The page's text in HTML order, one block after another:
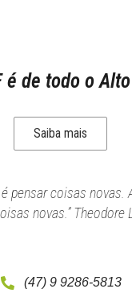
é de todo o
Saiba mais
é pensar coisas novas.
novas.” Theodore
(47) 9 9286-5813